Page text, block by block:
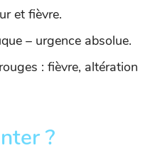
et fièvre.
– urgence absolue.
: fièvre, altération
?